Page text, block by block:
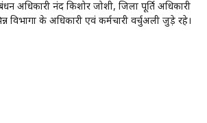
अधिकारी नंद किशोर जोशी, जिला पूर्ति अधिकारी
विभागों के अधिकारी एवं कर्मचारी वर्चुअली जुड़े रहे।